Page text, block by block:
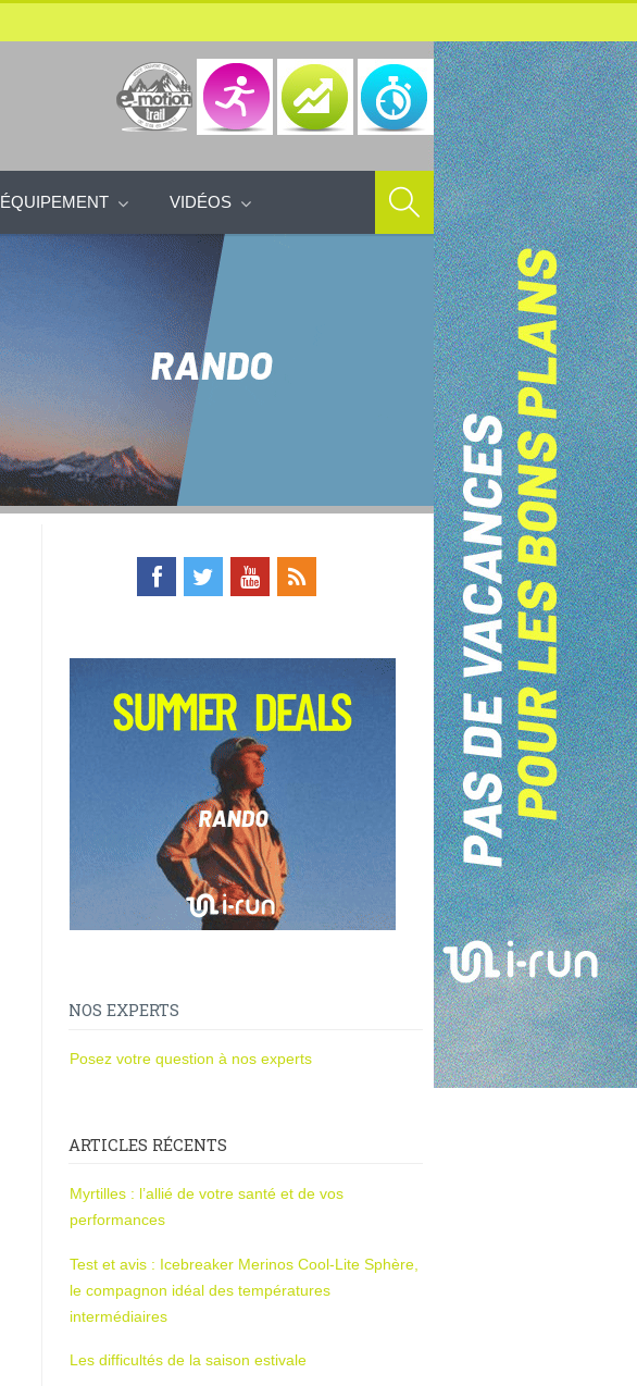
ÉQUIPEMENT VIDÉOS
NOS EXPERTS
Posez votre question à nos experts
ARTICLES RÉCENTS
Myrtilles : l’allié de votre santé et de vos
performances
Test et avis : Icebreaker Merinos Cool-Lite Sphère,
le compagnon idéal des températures
intermédiaires
Les difficultés de la saison estivale